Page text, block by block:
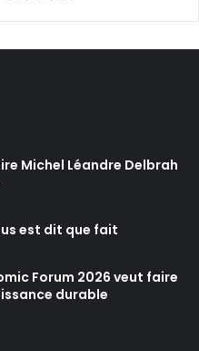
Michel Léandre Delbrah
est dit que fait
Forum 2026 veut faire
durable